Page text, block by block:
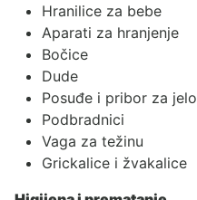
Hranilice za bebe
Aparati za hranjenje
Bočice
Dude
Posuđe i pribor za jelo
Podbradnici
Vaga za težinu
Grickalice i žvakalice